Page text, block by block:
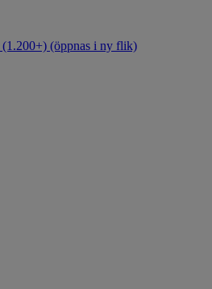
(1.200+) (öppnas i ny flik)